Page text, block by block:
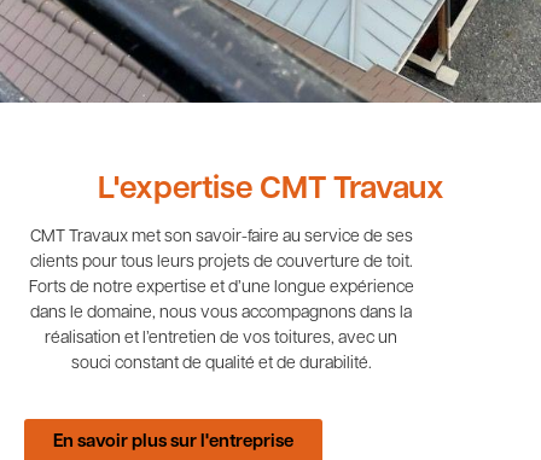
L'expertise CMT Travaux
CMT Travaux met son savoir-faire au service de ses
clients pour tous leurs projets de couverture de toit.
Forts de notre expertise et d’une longue expérience
dans le domaine, nous vous accompagnons dans la
réalisation et l’entretien de vos toitures, avec un
souci constant de qualité et de durabilité.
En savoir plus sur l'entreprise